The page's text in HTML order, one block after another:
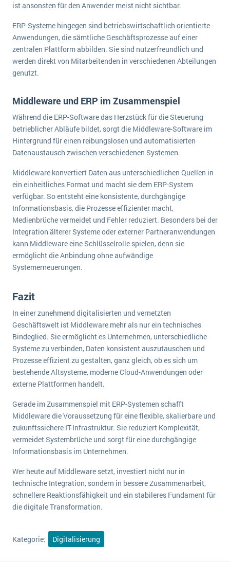
ist ansonsten für den Anwender meist nicht sichtbar.
ERP-Systeme hingegen sind betriebswirtschaftlich orientierte
Anwendungen, die sämtliche Geschäftsprozesse auf einer
zentralen Plattform abbilden. Sie sind nutzerfreundlich und
werden direkt von Mitarbeitenden in verschiedenen Abteilungen
genutzt.
Middleware und ERP im Zusammenspiel
Während die ERP-Software das Herzstück für die Steuerung
betrieblicher Abläufe bildet, sorgt die Middleware-Software im
Hintergrund für einen reibungslosen und automatisierten
Datenaustausch zwischen verschiedenen Systemen.
Middleware konvertiert Daten aus unterschiedlichen Quellen in
ein einheitliches Format und macht sie dem ERP-System
verfügbar. So entsteht eine konsistente, durchgängige
Informationsbasis, die Prozesse effizienter macht,
Medienbrüche vermeidet und Fehler reduziert. Besonders bei der
Integration älterer Systeme oder externer Partneranwendungen
kann Middleware eine Schlüsselrolle spielen, denn sie
ermöglicht die Anbindung ohne aufwändige
Systemerneuerungen.
Fazit
In einer zunehmend digitalisierten und vernetzten
Geschäftswelt ist Middleware mehr als nur ein technisches
Bindeglied. Sie ermöglicht es Unternehmen, unterschiedliche
Systeme zu verbinden, Daten konsistent auszutauschen und
Prozesse effizient zu gestalten, ganz gleich, ob es sich um
bestehende Altsysteme, moderne Cloud-Anwendungen oder
externe Plattformen handelt.
Gerade im Zusammenspiel mit ERP-Systemen schafft
Middleware die Voraussetzung für eine flexible, skalierbare und
zukunftssichere IT-Infrastruktur. Sie reduziert Komplexität,
vermeidet Systembrüche und sorgt für eine durchgängige
Informationsbasis im Unternehmen.
Wer heute auf Middleware setzt, investiert nicht nur in
technische Integration, sondern in bessere Zusammenarbeit,
schnellere Reaktionsfähigkeit und ein stabileres Fundament für
die digitale Transformation.
Kategorie: Digitalisierung